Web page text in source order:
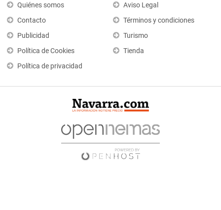
Quiénes somos
Contacto
Publicidad
Política de Cookies
Política de privacidad
Aviso Legal
Términos y condiciones
Turismo
Tienda